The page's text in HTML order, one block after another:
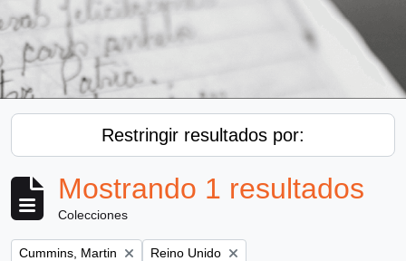
Restringir resultados por:
Mostrando 1 resultados
Colecciones
Remove filter:
Cummins, Martin Remove filter:
Reino Unido